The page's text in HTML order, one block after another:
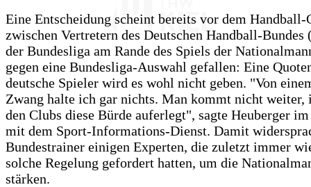
Eine Entscheidung scheint bereits vor dem
zwischen Vertretern des Deutschen Handball-Bundes
der Bundesliga am Rande des Spiels der
gegen eine Bundesliga-Auswahl gefallen: Eine
deutsche Spieler wird es wohl nicht geben. "Von
Zwang halte ich gar nichts. Man kommt nicht weiter,
den Clubs diese Bürde auferlegt", sagte Heuberger im
mit dem Sport-Informations-Dienst. Damit
Bundestrainer einigen Experten, die zuletzt immer
solche Regelung gefordert hatten, um die
stärken.